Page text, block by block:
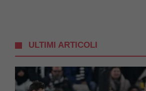
ULTIMI ARTICOLI